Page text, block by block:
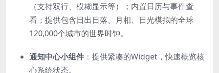
（支持双行、模糊显示等）；内置日历与事件查
看；提供包含日出日落、月相、日光模拟的全球
120,000个城市的世界时钟。
通知中心小组件 ：提供紧凑的Widget，快速概览核
心系统状态。